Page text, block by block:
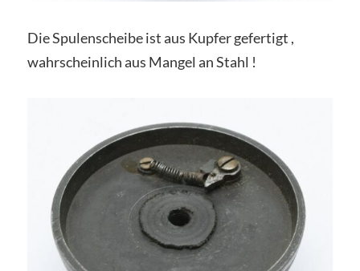
Die Spulenscheibe ist aus Kupfer gefertigt ,
wahrscheinlich aus Mangel an Stahl !